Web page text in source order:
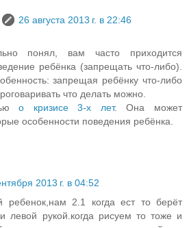
26 августа 2013 г. в 22:46
понял, вам часто приходится
ребёнка (запрещать что-либо).
запрещая ребёнку что-либо
что делать можно.
о кризисе 3-х лет. Она может
особенности поведения ребёнка.
2013 г. в 04:52
ребенок,нам 2.1 когда ест то берёт
левой рукой.когда рисуем то тоже и